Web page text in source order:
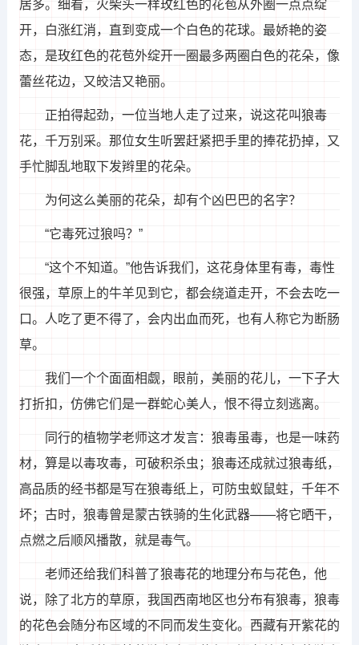
居多。细看，火柴头一样玫红色的花苞从外圈一点点绽
开，白涨红消，直到变成一个白色的花球。最娇艳的姿
态，是玫红色的花苞外绽开一圈最多两圈白色的花朵，像
蕾丝花边，又皎洁又艳丽。
正拍得起劲，一位当地人走了过来，说这花叫狼毒
花，千万别采。那位女生听罢赶紧把手里的捧花扔掉，又
手忙脚乱地取下发辫里的花朵。
为何这么美丽的花朵，却有个凶巴巴的名字？
“它毒死过狼吗？”
“这个不知道。”他告诉我们，这花身体里有毒，毒性
很强，草原上的牛羊见到它，都会绕道走开，不会去吃一
口。人吃了更不得了，会内出血而死，也有人称它为断肠
草。
我们一个个面面相觑，眼前，美丽的花儿，一下子大
打折扣，仿佛它们是一群蛇心美人，恨不得立刻逃离。
同行的植物学老师这才发言：狼毒虽毒，也是一味药
材，算是以毒攻毒，可破积杀虫；狼毒还成就过狼毒纸，
高品质的经书都是写在狼毒纸上，可防虫蚁鼠蛀，千年不
坏；古时，狼毒曾是蒙古铁骑的生化武器——将它晒干，
点燃之后顺风播散，就是毒气。
老师还给我们科普了狼毒花的地理分布与花色，他
说，除了北方的草原，我国西南地区也分布有狼毒，狼毒
的花色会随分布区域的不同而发生变化。西藏有开紫花的